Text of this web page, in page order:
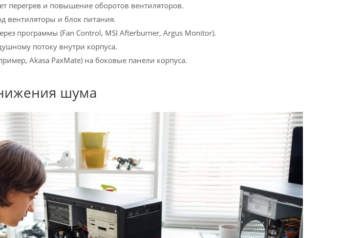
перегрев и повышение оборотов вентиляторов.
вентиляторы и блок питания.
программы (Fan Control, MSI Afterburner, Argus Monitor).
потоку внутри корпуса.
Akasa PaxMate) на боковые панели корпуса.
шума